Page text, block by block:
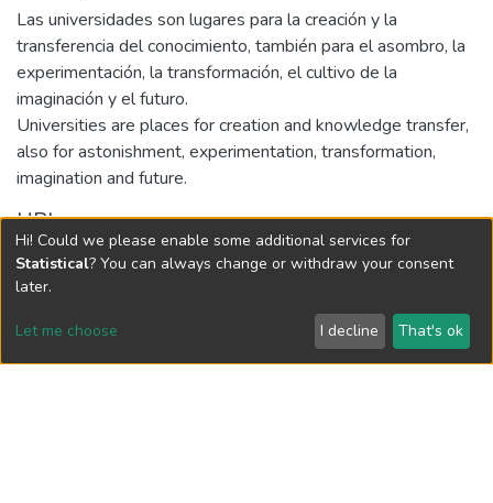
Las universidades son lugares para la creación y la
transferencia del conocimiento, también para el asombro, la
experimentación, la transformación, el cultivo de la
imaginación y el futuro.
Universities are places for creation and knowledge transfer,
also for astonishment, experimentation, transformation,
imagination and future.
URI
http://hdl.handle.net/10784/31811
Collections
Revista Catalejo, Núm. 15 (2022)
Hi! Could we please enable some additional services for
Statistical? You can always change or withdraw your consent
later.
Let me choose I decline That's ok